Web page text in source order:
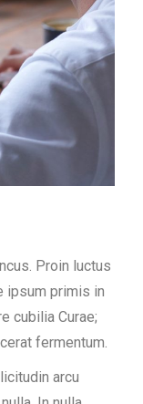
Proin luctus
ipsum primis in
cubilia Curae;
fermentum.
arcu